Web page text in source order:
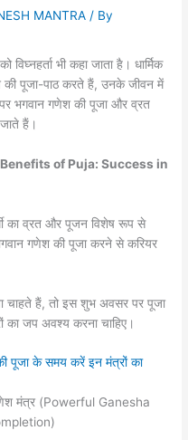
MANTRA / By
विघ्नहर्ता भी कहा जाता है। धार्मिक
पूजा-पाठ करते हैं, उनके जीवन में
पर भगवान गणेश की पूजा और व्रत
हैं।
(Benefits of Puja: Success in
का व्रत और पूजन विशेष रूप से
गणेश की पूजा करने से करियर
चाहते हैं, तो इस शुभ अवसर पर पूजा
का जप अवश्य करना चाहिए।
पूजा के समय करें इन मंत्रों का
गणेश मंत्र (Powerful Ganesha